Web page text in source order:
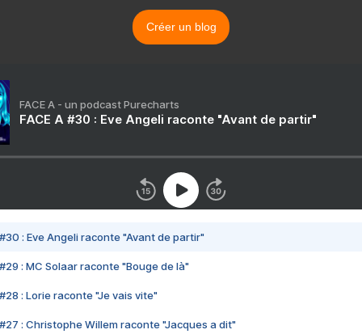
Créer un blog
FACE A - un podcast Purecharts
FACE A #30 : Eve Angeli raconte "Avant de partir"
#30 : Eve Angeli raconte "Avant de partir"
#29 : MC Solaar raconte "Bouge de là"
#28 : Lorie raconte "Je vais vite"
#27 : Christophe Willem raconte "Jacques a dit"